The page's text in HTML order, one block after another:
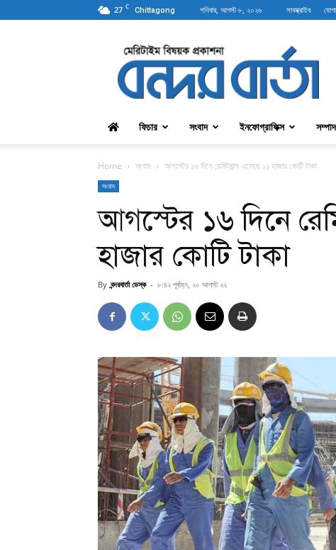
27 C Chittagong শনিবার, আগস্ট ৮, ২০২৬ সাবস্ক্রাইব
বন্দরবার্তা
ফিচার সংবাদ ইনফোগ্রাফিক্স
Home সংবাদ আগস্টের ১৬ দিনে রেমিট্যান্স এসেছে ১১ হাজার কোটি টাকা
সংবাদ
আগস্টের ১৬ দিনে
হাজার কোটি টাকা
By বন্দরবার্তা ডেস্ক - ৮:৪২ পূর্বাহ্ন, ২০ আগস্ট ২২